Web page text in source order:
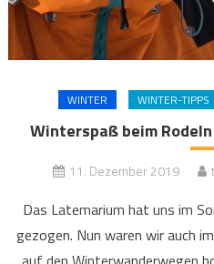
WINTER WINTER-TIPPS
Winterspaß beim
11. Dezember 2019
Das Latemarium hat uns im
gezogen. Nun waren wir auch